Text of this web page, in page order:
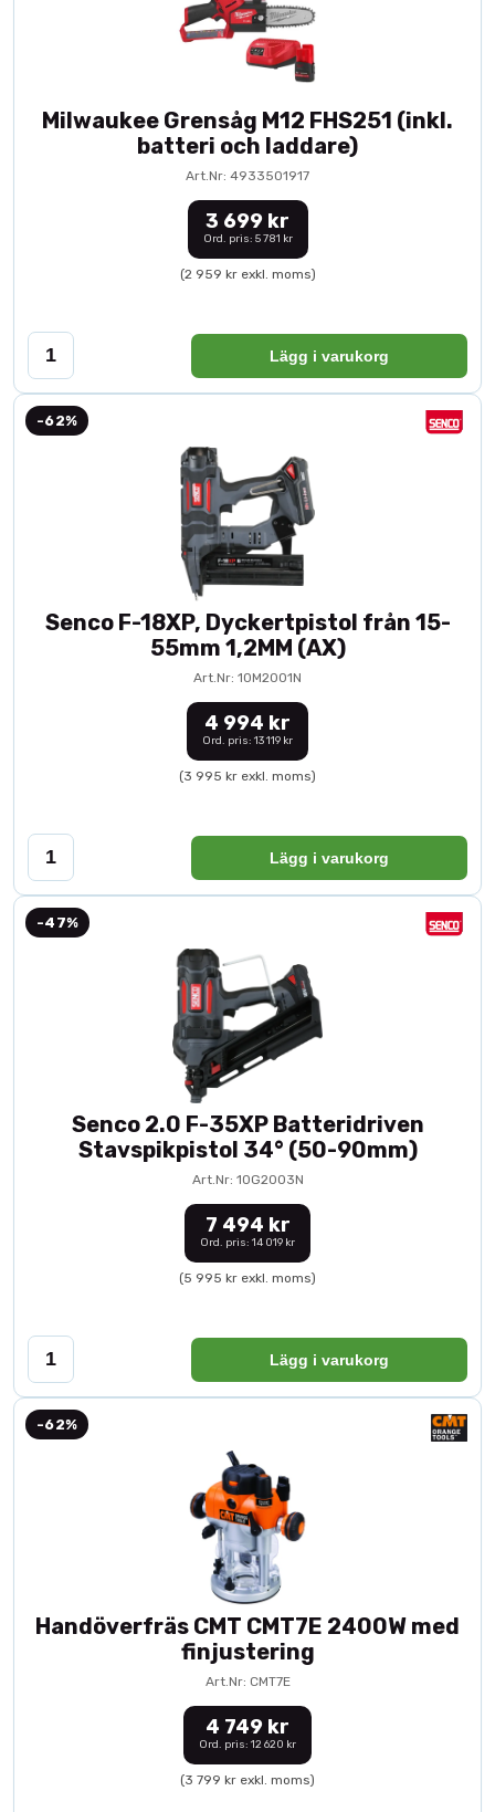
Milwaukee Grensåg M12 FHS251 (inkl.
batteri och laddare)
Art.Nr: 4933501917
3 699 kr
Ord. pris: 5 781 kr
(2 959 kr exkl. moms)
Lägg i varukorg
-62%
Senco F-18XP, Dyckertpistol från 15-
55mm 1,2MM (AX)
Art.Nr: 10M2001N
4 994 kr
Ord. pris: 13 119 kr
(3 995 kr exkl. moms)
Lägg i varukorg
-47%
Senco 2.0 F-35XP Batteridriven
Stavspikpistol 34° (50-90mm)
Art.Nr: 10G2003N
7 494 kr
Ord. pris: 14 019 kr
(5 995 kr exkl. moms)
Lägg i varukorg
-62%
Handöverfräs CMT CMT7E 2400W med
finjustering
Art.Nr: CMT7E
4 749 kr
Ord. pris: 12 620 kr
(3 799 kr exkl. moms)